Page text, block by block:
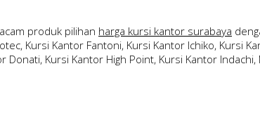
produk pilihan harga kursi kantor surabaya
Kursi Kantor Fantoni, Kursi Kantor Ichiko, Kursi
Kursi Kantor High Point, Kursi Kantor